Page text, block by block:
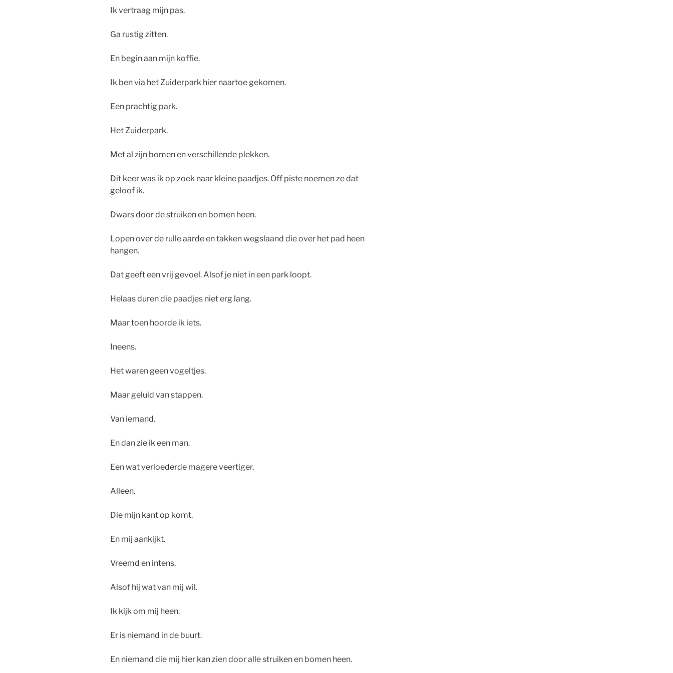
Ik vertraag mijn pas.
Ga rustig zitten.
En begin aan mijn koffie.
Ik ben via het Zuiderpark hier naartoe gekomen.
Een prachtig park.
Het Zuiderpark.
Met al zijn bomen en verschillende plekken.
Dit keer was ik op zoek naar kleine paadjes. Off piste noemen ze dat
geloof ik.
Dwars door de struiken en bomen heen.
Lopen over de rulle aarde en takken wegslaand die over het pad heen
hangen.
Dat geeft een vrij gevoel. Alsof je niet in een park loopt.
Helaas duren die paadjes niet erg lang.
Maar toen hoorde ik iets.
Ineens.
Het waren geen vogeltjes.
Maar geluid van stappen.
Van iemand.
En dan zie ik een man.
Een wat verloederde magere veertiger.
Alleen.
Die mijn kant op komt.
En mij aankijkt.
Vreemd en intens.
Alsof hij wat van mij wil.
Ik kijk om mij heen.
Er is niemand in de buurt.
En niemand die mij hier kan zien door alle struiken en bomen heen.